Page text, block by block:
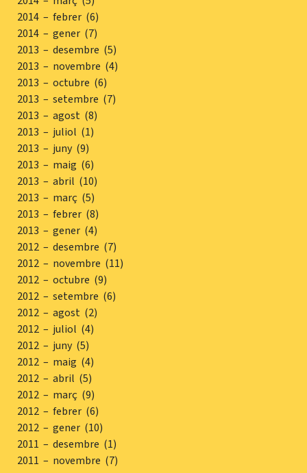
2014 – febrer (6)
2014 – gener (7)
2013 – desembre (5)
2013 – novembre (4)
2013 – octubre (6)
2013 – setembre (7)
2013 – agost (8)
2013 – juliol (1)
2013 – juny (9)
2013 – maig (6)
2013 – abril (10)
2013 – març (5)
2013 – febrer (8)
2013 – gener (4)
2012 – desembre (7)
2012 – novembre (11)
2012 – octubre (9)
2012 – setembre (6)
2012 – agost (2)
2012 – juliol (4)
2012 – juny (5)
2012 – maig (4)
2012 – abril (5)
2012 – març (9)
2012 – febrer (6)
2012 – gener (10)
2011 – desembre (1)
2011 – novembre (7)